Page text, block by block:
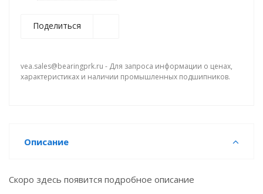
Поделиться
vea.sales@bearingprk.ru - Для запроса информации о ценах,
характеристиках и наличии промышленных подшипников.
Описание
Скоро здесь появится подробное описание